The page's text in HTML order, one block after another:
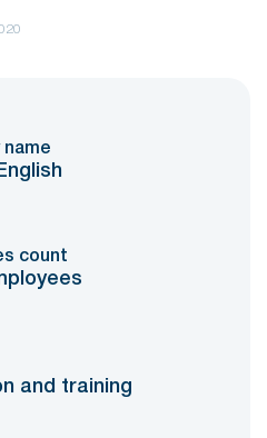
name
count
and training